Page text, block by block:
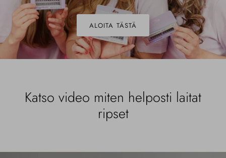
ALOITA TÄSTÄ
Katso video miten helposti laitat
ripset